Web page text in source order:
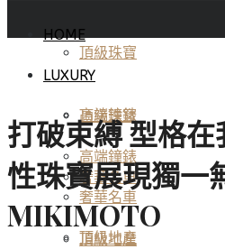
頂級珠寶
高端鐘錶
奢華名車
頂級地產
HOME
LUXURY
頂級珠寶
高端鐘錶
奢華名車
頂級地產
打破束縛 型格
性珠寶展現獨一
MIKIMOTO